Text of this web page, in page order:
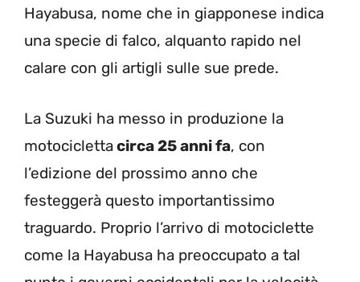
Hayabusa, nome che in giapponese indica
una specie di falco, alquanto rapido nel
calare con gli artigli sulle sue prede.
La Suzuki ha messo in produzione la
motociclettacirca 25 anni fa, con
l’edizione del prossimo anno che
festeggerà questo importantissimo
traguardo. Proprio l’arrivo di motociclette
come la Hayabusa ha preoccupato a tal